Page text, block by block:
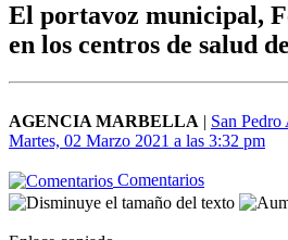
El portavoz municipal,
en los centros de salud
AGENCIA MARBELLA | San Pedro
Martes, 02 Marzo 2021 a las 3:32 pm
Comentarios